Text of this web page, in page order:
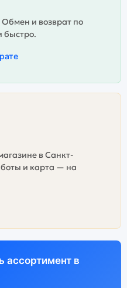
и возврат по
быстро.
в Санкт-
и карта — на
ассортимент в